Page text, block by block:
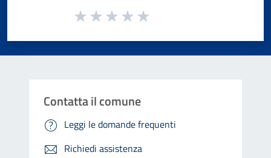
Valuta da 1 a 5 stelle la pagina
Contatta il comune
Leggi le domande frequenti
Richiedi assistenza